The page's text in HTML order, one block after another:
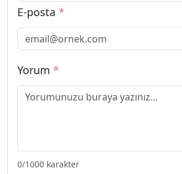
E-posta *
Yorum *
0/1000 karakter